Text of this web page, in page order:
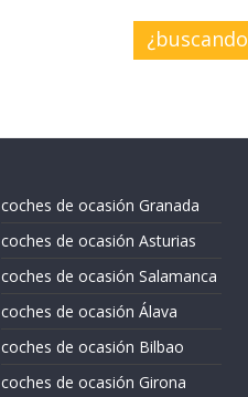
coches de ocasión Granada
coches de ocasión Asturias
coches de ocasión Salamanca
coches de ocasión Álava
coches de ocasión Bilbao
coches de ocasión Girona